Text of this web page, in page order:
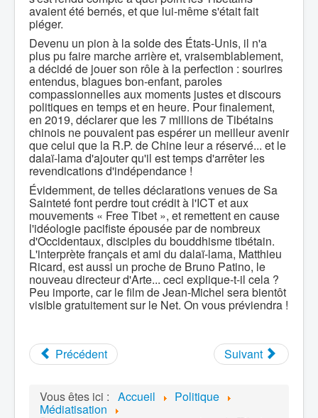
avaient été bernés, et que lui-même s'était fait
piéger.
Devenu un pion à la solde des États-Unis, il n'a
plus pu faire marche arrière et, vraisemblablement,
a décidé de jouer son rôle à la perfection : sourires
entendus, blagues bon-enfant, paroles
compassionnelles aux moments justes et discours
politiques en temps et en heure. Pour finalement,
en 2019, déclarer que les 7 millions de Tibétains
chinois ne pouvaient pas espérer un meilleur avenir
que celui que la R.P. de Chine leur a réservé... et le
dalaï-lama d'ajouter qu'il est temps d'arrêter les
revendications d'indépendance !
Évidemment, de telles déclarations venues de Sa
Sainteté font perdre tout crédit à l'ICT et aux
mouvements « Free Tibet », et remettent en cause
l'idéologie pacifiste épousée par de nombreux
d'Occidentaux, disciples du bouddhisme tibétain.
L'interprète français et ami du dalaï-lama, Matthieu
Ricard, est aussi un proche de Bruno Patino, le
nouveau directeur d'Arte... ceci explique-t-il cela ?
Peu importe, car le film de Jean-Michel sera bientôt
visible gratuitement sur le Net. On vous préviendra !
Précédent Suivant
Vous êtes ici : Accueil Politique
Médiatisation